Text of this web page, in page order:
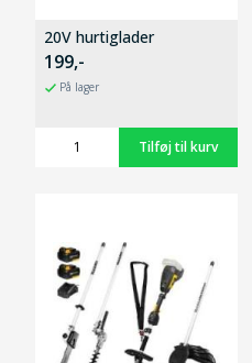
20V hurtiglader
199,-
På lager